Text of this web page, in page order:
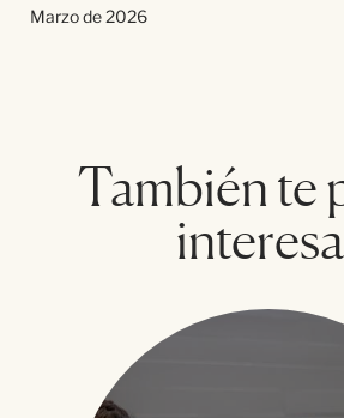
Marzo de 2026
También te